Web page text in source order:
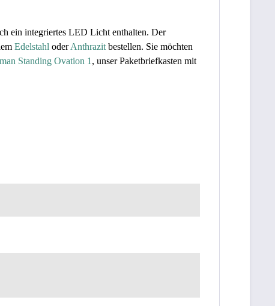
ein integriertes LED Licht enthalten. Der
Edelstahl oderAnthrazit bestellen. Sie möchten
Standing Ovation 1 , unser Paketbriefkasten mit